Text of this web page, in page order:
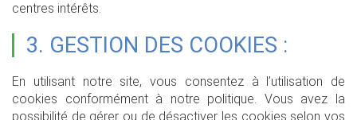
centres intérêts.
3. GESTION DES COOKIES :
En utilisant notre site, vous consentez à l’utilisation de
cookies conformément à notre politique. Vous avez la
possibilité de gérer ou de désactiver les cookies selon vos